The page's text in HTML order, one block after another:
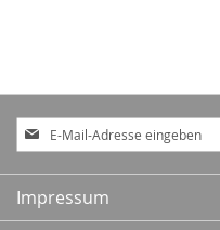
Anmeldung
zum
Newsletter:
Impressum